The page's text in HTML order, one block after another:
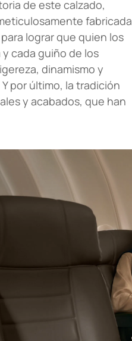
de este calzado,
fabricada
lograr que quien los
cada guiño de los
dinamismo y
por último, la tradición
y acabados, que han